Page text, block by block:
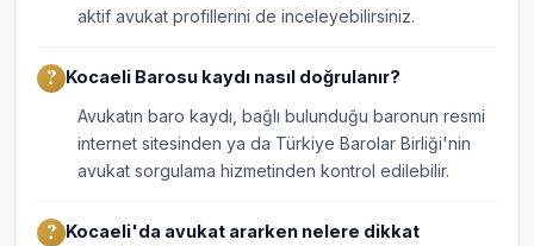
aktif avukat profillerini de inceleyebilirsiniz.
Kocaeli Barosu kaydı nasıl doğrulanır?
Avukatın baro kaydı, bağlı bulunduğu baronun resmi
internet sitesinden ya da Türkiye Barolar Birliği'nin
avukat sorgulama hizmetinden kontrol edilebilir.
Kocaeli'da avukat ararken nelere dikkat